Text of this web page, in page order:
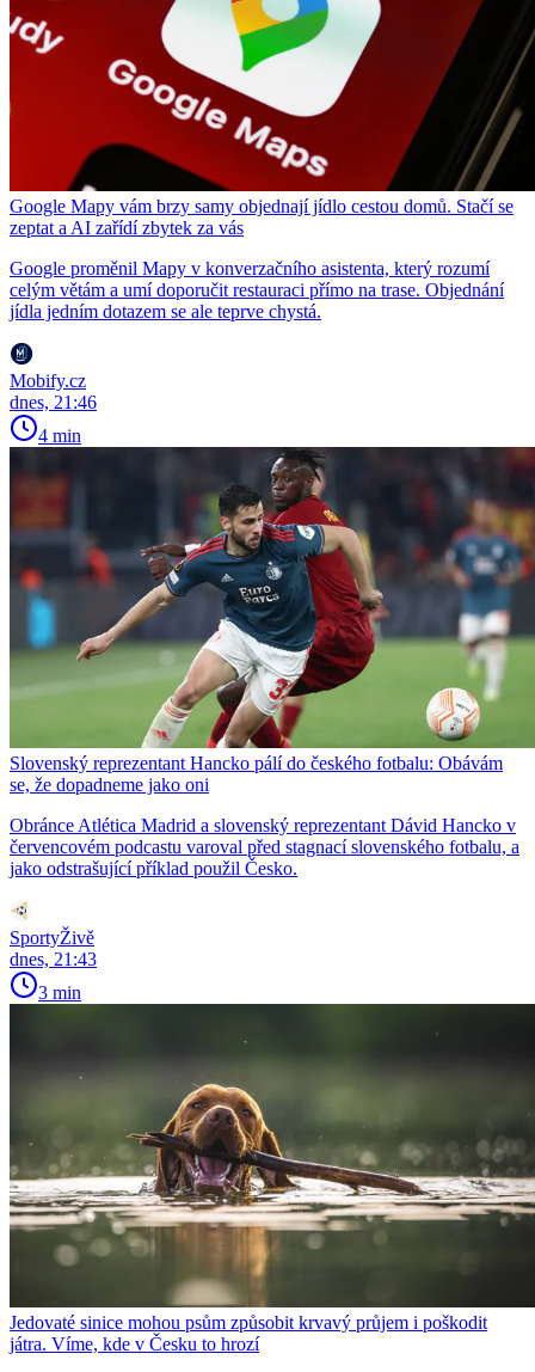
Google Mapy vám brzy samy objednají jídlo cestou domů. Stačí se
zeptat a AI zařídí zbytek za vás
Google proměnil Mapy v konverzačního asistenta, který rozumí
celým větám a umí doporučit restauraci přímo na trase. Objednání
jídla jedním dotazem se ale teprve chystá.
Mobify.cz
dnes, 21:46
4 min
Slovenský reprezentant Hancko pálí do českého fotbalu: Obávám
se, že dopadneme jako oni
Obránce Atlética Madrid a slovenský reprezentant Dávid Hancko v
červencovém podcastu varoval před stagnací slovenského fotbalu, a
jako odstrašující příklad použil Česko.
SportyŽivě
dnes, 21:43
3 min
Jedovaté sinice mohou psům způsobit krvavý průjem i poškodit
játra. Víme, kde v Česku to hrozí